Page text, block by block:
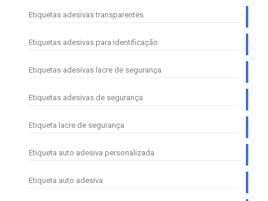
Etiquetas adesivas transparentes
Etiquetas adesivas para identificação
Etiquetas adesivas lacre de segurança
Etiquetas adesivas de segurança
Etiqueta lacre de segurança
Etiqueta auto adesiva personalizada
Etiqueta auto adesiva